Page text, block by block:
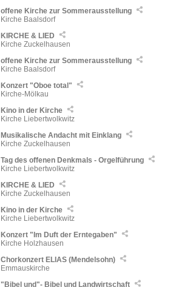
offene Kirche zur Sommerausstellung
Kirche Baalsdorf
KIRCHE & LIED
Kirche Zuckelhausen
offene Kirche zur Sommerausstellung
Kirche Baalsdorf
Konzert "Oboe total"
Kirche-Mölkau
Kino in der Kirche
Kirche Liebertwolkwitz
Musikalische Andacht mit Einklang
Kirche Zuckelhausen
Tag des offenen Denkmals - Orgelführung
Kirche Liebertwolkwitz
KIRCHE & LIED
Kirche Zuckelhausen
Kino in der Kirche
Kirche Liebertwolkwitz
Konzert "Im Duft der Erntegaben"
Kirche Holzhausen
Chorkonzert ELIAS (Mendelsohn)
Emmauskirche
"Bibel und"- Bibel und Landwirtschaft